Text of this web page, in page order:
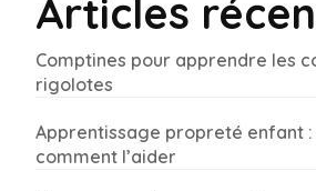
Articles
Comptines pour apprendre les
rigolotes
Apprentissage propreté enfant
comment l’aider